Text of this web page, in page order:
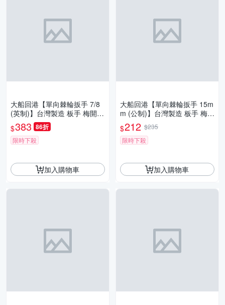
大船回港【單向棘輪扳手 7/8
(英制)】台灣製造 板手 梅開扳
手 梅花扳手 開口扳手 維修工
具
$383 86折
限時下殺
加入購物車
大船回港【單向棘輪扳手 15m
m (公制)】台灣製造 板手 梅開
扳手 梅花扳手 開口扳手 維修
工具
$212 $235
限時下殺
加入購物車